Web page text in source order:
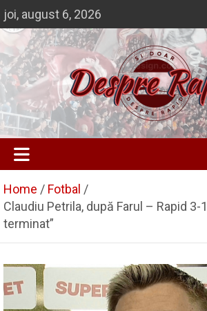
to
content
joi, august 6, 2026
Despre Rapid
Si doar … despre Rapid
Home
Fotbal
Claudiu Petrila, după Farul – Rapid 3-
terminat”